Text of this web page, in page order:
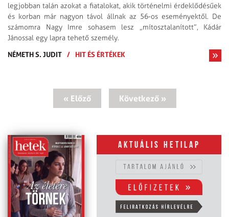
legjobban talán azokat a fiatalokat, akik történelmi érdeklődésűek
és korban már nagyon távol állnak az 56-os eseményektől. De
számomra Nagy Imre sohasem lesz „mítosztalanított”, Kádár
Jánossal egy lapra tehető személy.
NÉMETH S. JUDIT / HIT ÉS ÉRTÉKEK
« Előző Következő »
Aktuális hetilap